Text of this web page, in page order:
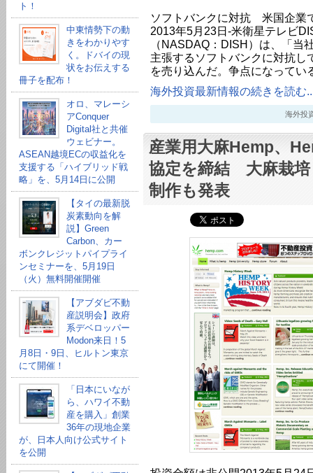
ト！
中東情勢下の動
きをわかりやす
く。ドバイの現
状をお伝えする
冊子を配布！
オロ、マレーシ
アConquer
Digital社と共催
ウェビナー。
ASEAN越境ECの収益化を
支援する「ハイブリッド戦
略」を、5月14日に公開
【タイの最新脱
炭素動向を解
説】Green
Carbon、カー
ボンクレジットパイプライ
ンセミナーを、5月19日
（火）無料開催開催
【アブダビ不動
産説明会】政府
系デベロッパー
Modon来日！5
月8日・9日、ヒルトン東京
にて開催！
「日本にいなが
ら、ハワイ不動
産を購入」創業
36年の現地企業
が、日本人向け公式サイト
を公開
ソフトバンクに対抗 米国企業
2013年5月23日-米衛星テレビ
（NASDAQ：DISH）は、「当
主張するソフトバンクに対抗し
を売り込んだ。争点になって
海外投資最新情報の続きを読む
海外投
産業用大麻Hemp、
協定を締結 大麻栽
制作も発表